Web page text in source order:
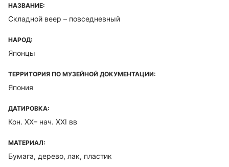
НАЗВАНИЕ:
Складной веер – повседневный
НАРОД:
Японцы
ТЕРРИТОРИЯ ПО МУЗЕЙНОЙ ДОКУМЕНТАЦИИ:
Япония
ДАТИРОВКА:
Кон. ХХ– нач. ХХI вв
МАТЕРИАЛ:
Бумага, дерево, лак, пластик